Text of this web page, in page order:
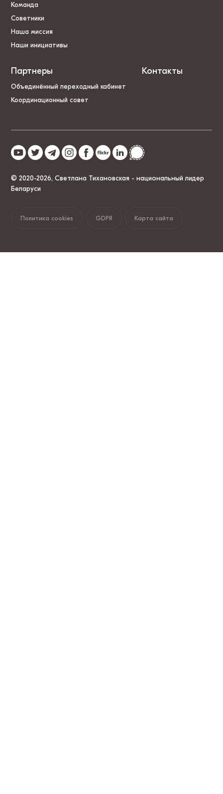
Команда
Советники
Наша миссия
Наши инициативы
Партнеры
Объединённый переходный кабинет
Координационный совет
Контакты
© 2020-2026, Светлана Тихановская - национальный лидер
Беларуси
Политика cookies GDPR Карта сайта